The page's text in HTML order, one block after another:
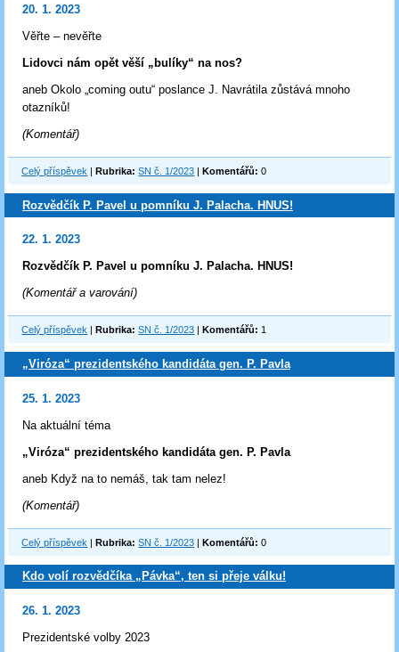
20. 1. 2023
Věřte – nevěřte
Lidovci nám opět věší „bulíky“ na nos?
aneb Okolo „coming outu“ poslance J. Navrátila zůstává mnoho
otazníků!
(Komentář)
Celý příspěvek |Rubrika: SN č. 1/2023 |Komentářů: 0
Rozvědčík P. Pavel u pomníku J. Palacha. HNUS!
22. 1. 2023
Rozvědčík P. Pavel u pomníku J. Palacha. HNUS!
(Komentář a varování)
Celý příspěvek Rubrika: SN č. 1/2023 Komentářů: 1
„Viróza“ prezidentského kandidáta gen. P. Pavla
25. 1. 2023
Na aktuální téma
„Viróza“ prezidentského kandidáta gen. P. Pavla
aneb Když na to nemáš, tak tam nelez!
(Komentář)
Celý příspěvek |Rubrika: SN č. 1/2023 |Komentářů: 0
Kdo volí rozvědčíka „Pávka“, ten si přeje válku!
26. 1. 2023
Prezidentské volby 2023